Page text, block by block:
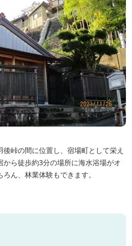
峠の間に位置し、宿場町として栄え
ら徒歩約3分の場所に海水浴場がオ
ん、林業体験もできます。